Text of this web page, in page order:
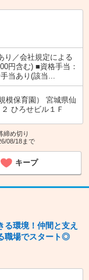
り／会社規定による
円含む) ■資格手当：
当あり(該当...
模保育園） 宮城県仙
ひろせビル１Ｆ
締め切り
08/18まで
キープ
る環境！仲間と支え
職場でスタート◎